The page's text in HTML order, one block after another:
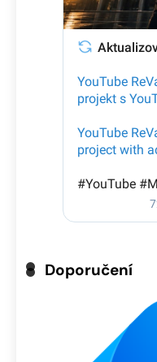
Doporučení